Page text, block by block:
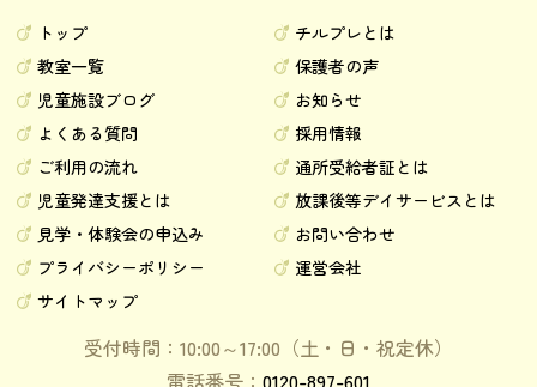
トップ
チルプレとは
教室一覧
保護者の声
児童施設ブログ
お知らせ
よくある質問
採用情報
ご利用の流れ
通所受給者証とは
児童発達支援とは
放課後等デイサービスとは
見学・体験会の申込み
お問い合わせ
プライバシーポリシー
運営会社
サイトマップ
受付時間：10:00～17:00（土・日・祝定休）